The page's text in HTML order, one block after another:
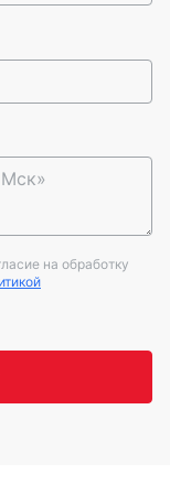
на обработку